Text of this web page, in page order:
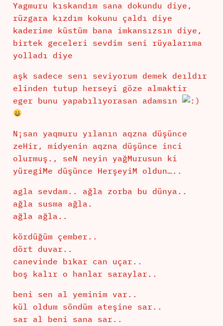
Yagmuru kıskandım sana dokundu diye,
rüzgara kızdım kokunu çaldı diye
kaderime küstüm bana imkansızsın diye,
birtek geceleri sevdim seni rüyalarıma
yolladı diye
aşk sadece senı seviyorum demek deıldır
elinden tutup herseyi göze almaktir
eger bunu yapabılıyorasan adamsın
N¡san yaqmuru yılanın aqzna düşünce
zeHir, midyenin aqzna düşünce inci
olurmuş., seN neyin yağMurusun ki
yüregiMe düşünce HerşeyiM oldun…..
agla sevdam.. ağla zorba bu dünya..
ağla susma ağla.
ağla ağla..
kördüğüm çember..
dört duvar..
canevinde bıkar can uçar..
boş kalır o hanlar saraylar..
beni sen al yeminim var..
kül oldum söndüm ateşine sar..
sar al beni sana sar..